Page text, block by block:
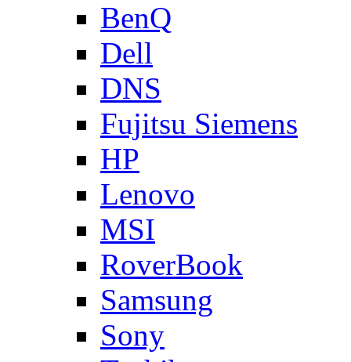
BenQ
Dell
DNS
Fujitsu Siemens
HP
Lenovo
MSI
RoverBook
Samsung
Sony